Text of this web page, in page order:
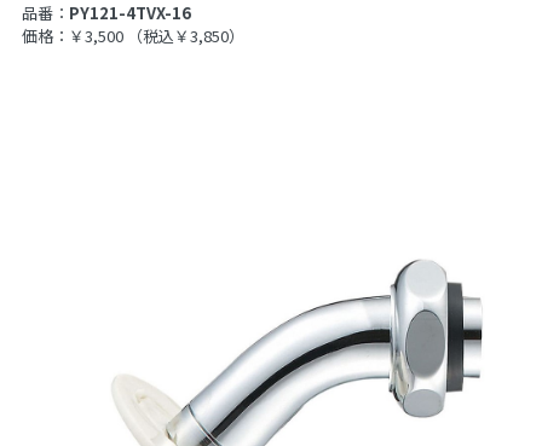
品番： PY121-4TVX-16
価格：￥3,500
（税込￥3,850）